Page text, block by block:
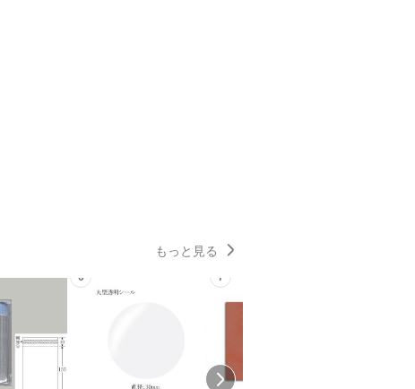
もっと見る
6 7